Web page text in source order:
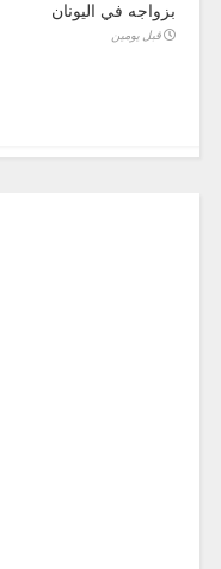
بزواجه في اليونان
قبل يومين